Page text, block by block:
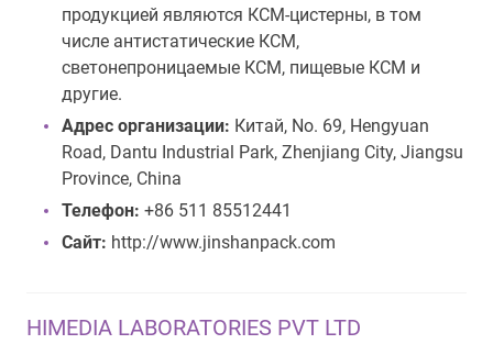
продукцией являются КСМ-цистерны, в том
числе антистатические КСМ,
светонепроницаемые КСМ, пищевые КСМ и
другие.
Адрес организации: Китай, No. 69, Hengyuan
Road, Dantu Industrial Park, Zhenjiang City, Jiangsu
Province, China
Телефон: +86 511 85512441
Сайт: http://www.jinshanpack.com
HIMEDIA LABORATORIES PVT LTD